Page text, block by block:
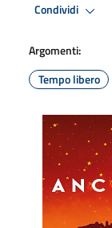
Condividi
Argomenti:
Tempo libero